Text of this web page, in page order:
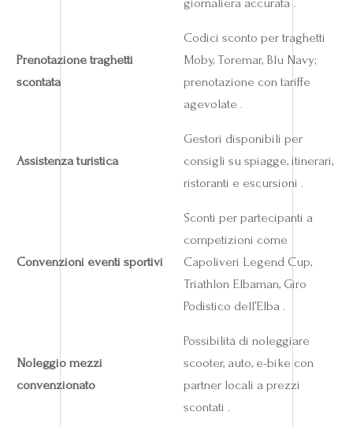
giornaliera accurata .
Prenotazione traghetti
scontata
Codici sconto per traghetti
Moby, Toremar, Blu Navy;
prenotazione con tariffe
agevolate .
Assistenza turistica
Gestori disponibili per
consigli su spiagge, itinerari,
ristoranti e escursioni .
Convenzioni eventi sportivi
Sconti per partecipanti a
competizioni come
Capoliveri Legend Cup,
Triathlon Elbaman, Giro
Podistico dell’Elba .
Noleggio mezzi
convenzionato
Possibilità di noleggiare
scooter, auto, e-bike con
partner locali a prezzi
scontati .